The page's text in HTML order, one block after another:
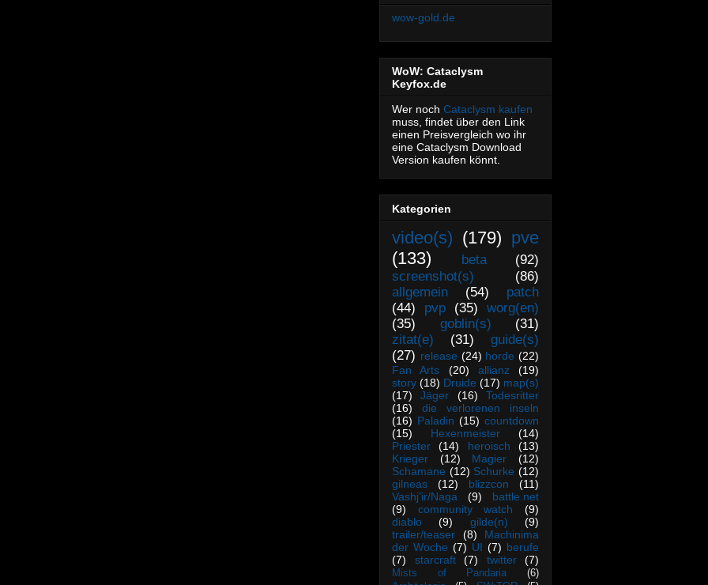
wow-gold.de
WoW: Cataclysm
Keyfox.de
Wer noch Cataclysm kaufen
muss, findet über den Link
einen Preisvergleich wo ihr
eine Cataclysm Download
Version kaufen könnt.
Kategorien
video(s) (179) pve
(133)
beta
(92)
screenshot(s)
(86)
allgemein
(54)
patch
(44)
pvp (35)
worg(en)
(35)
goblin(s)
(31)
zitat(e)
(31)
guide(s)
(27) release (24) horde (22)
Fan Arts
(20) allianz
(19)
story (18) Druide (17) map(s)
(17)
Jäger (16)
Todesritter
(16)
die verlorenen inseln
(16) Paladin (15) countdown
(15)
Hexenmeister
(14)
Priester
(14) heroisch
(13)
Krieger
(12) Magier
(12)
Schamane (12) Schurke (12)
gilneas
(12) blizzcon
(11)
Vashj’ir/Naga
(9)
battle.net
(9)
community watch
(9)
diablo
(9) gilde(n)
(9)
trailer/teaser
(8)
Machinima
der Woche (7) UI (7) berufe
(7)
starcraft (7) twitter (7)
Mists of Pandaria
(6)